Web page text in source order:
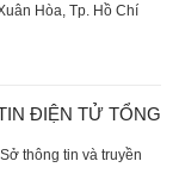
Hòa, Tp. Hồ Chí
ĐIỆN TỬ TỔNG
thông tin và truyền